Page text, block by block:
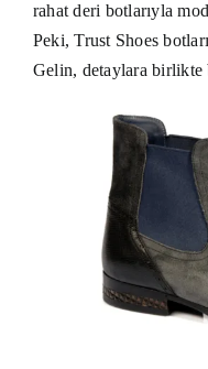
rahat deri botlarıyla
Peki, Trust Shoes
Gelin, detaylara birlikte